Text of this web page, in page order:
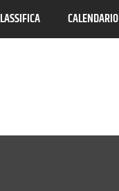
CALENDARIO